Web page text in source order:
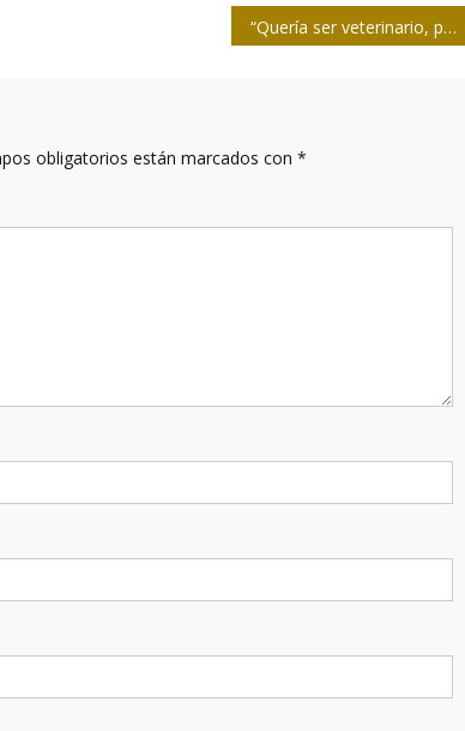
“Quería ser veterinario, pero opté por el Periodismo…”
obligatorios están marcados con *